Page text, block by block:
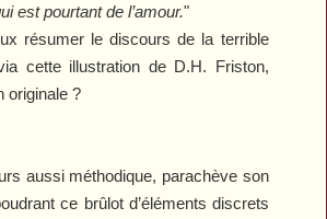
est pourtant de l’amour."
résumer le discours de la terrible
cette illustration de D.H. Friston,
originale ?
aussi méthodique, parachève son
ce brûlot d’éléments discrets